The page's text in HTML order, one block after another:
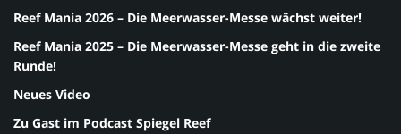
Reef Mania 2026 – Die Meerwasser-Messe wächst weiter!
Reef Mania 2025 – Die Meerwasser-Messe geht in die zweite
Runde!
Neues Video
Zu Gast im Podcast Spiegel Reef